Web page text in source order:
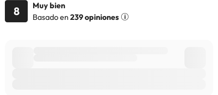
8
Muy bien
Basado en 239 opiniones